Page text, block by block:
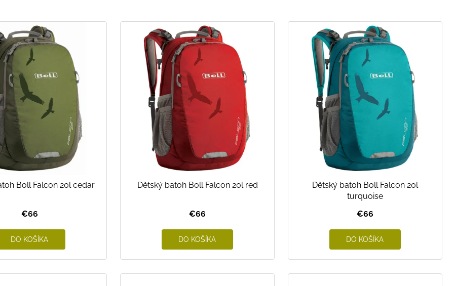
Boll Falcon 20l cedar
€66
DO KOŠÍKA
Dětský batoh Boll Falcon 20l red
€66
DO KOŠÍKA
Dětský batoh Boll Falcon 20l
turquoise
€66
DO KOŠÍKA